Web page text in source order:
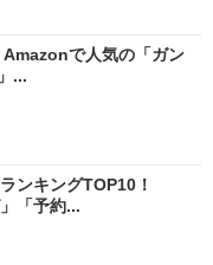
で人気の「ガン
...
ランキングTOP10！
「予約...